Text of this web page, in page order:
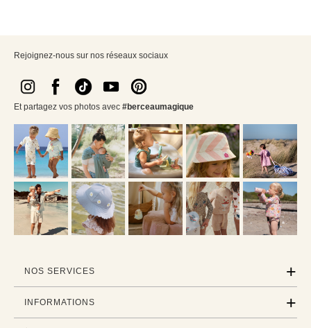
Rejoignez-nous sur nos réseaux sociaux
Et partagez vos photos avec #berceaumagique
NOS SERVICES
INFORMATIONS